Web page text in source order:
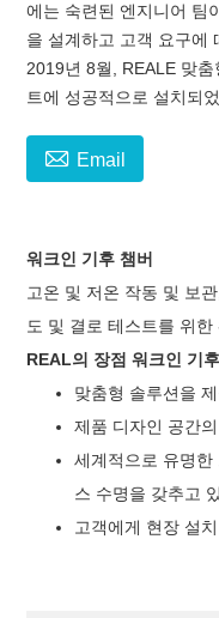
에는 숙련된 엔지니어 팀
을 설계하고 고객 요구에
2019년 8월, REALE 맞
트에 성공적으로 설치되
 Email
워크인 기후 챔버
고온 및 저온 작동 및 보
도 및 결로 테스트를 위한
REAL의 장점워크인 기
맞춤형 솔루션을
제품 디자인 공간
세계적으로 유명한
스 수명을 갖추고
고객에게 현장 설